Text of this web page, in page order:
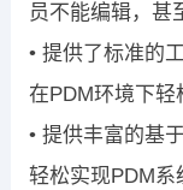
员不能编辑，甚
• 提供了标准的
在PDM环境下轻
• 提供丰富的基
轻松实现PDM系